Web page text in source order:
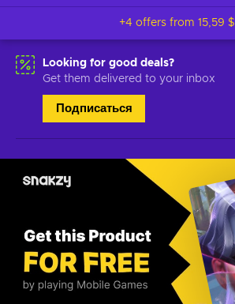
+4 offers from 15,59 $
Looking for good deals?
Get them delivered to your inbox
Подписаться